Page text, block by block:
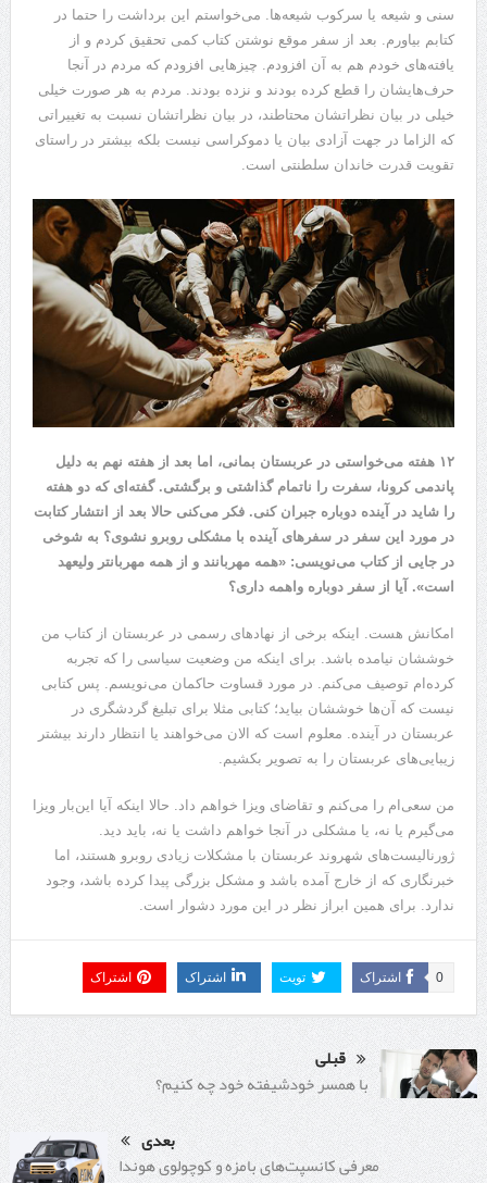
سنی و شیعه یا سرکوب شیعه‌ها. می‌خواستم این برداشت را حتما در
کتابم بیاورم. بعد از سفر موقع نوشتن کتاب کمی تحقیق کردم و از
یافته‌های خودم هم به آن افزودم. چیز‌هایی افزودم که مردم در آنجا
حرف‌هایشان را قطع کرده بودند و نزده بودند. مردم به هر صورت خیلی
خیلی در بیان نظراتشان محتاطند، در بیان نظراتشان نسبت به تغییراتی
که الزاما در جهت آزادی بیان یا دموکراسی نیست بلکه بیشتر در راستای
تقویت قدرت خاندان سلطنتی است.
۱۲ هفته می‌خواستی در عربستان بمانی، اما بعد از هفته نهم به دلیل
پاندمی کرونا، سفرت را ناتمام گذاشتی و برگشتی. گفته‌ای که دو هفته
را شاید در آینده دوباره جبران کنی. فکر می‌کنی حالا بعد از انتشار کتابت
در مورد این سفر در سفر‌های آینده با مشکلی روبرو نشوی؟ به شوخی
در جایی از کتاب می‌نویسی: «همه مهربانند و از همه مهربانتر ولیعهد
است». آیا از سفر دوباره واهمه داری؟
امکانش هست. اینکه برخی از نهاد‌های رسمی در عربستان از کتاب من
خوششان نیامده باشد. برای اینکه من وضعیت سیاسی را که تجربه
کرده‌ام توصیف می‌کنم. در مورد قساوت حاکمان می‌نویسم. پس کتابی
نیست که آن‌ها خوششان بیاید؛ کتابی مثلا برای تبلیغ گردشگری در
عربستان در آینده. معلوم است که الان می‌خواهند یا انتظار دارند بیشتر
زیبایی‌های عربستان را به تصویر بکشیم.
من سعی‌ام را می‌کنم و تقاضای ویزا خواهم داد. حالا اینکه آیا این‌بار ویزا
می‌گیرم یا نه، یا مشکلی در آنجا خواهم داشت یا نه، باید دید.
ژورنالیست‌های شهروند عربستان با مشکلات زیادی روبرو هستند، اما
خبرنگاری که از خارج آمده باشد و مشکل بزرگی پیدا کرده باشد، وجود
ندارد. برای همین ابراز نظر در این مورد دشوار است.
اشتراک 0 تویت اشتراک اشتراک
قبلی
با همسر خودشیفته خود چه کنیم؟
بعدی
معرفی کانسپت‌های بامزه و کوچولوی هوندا